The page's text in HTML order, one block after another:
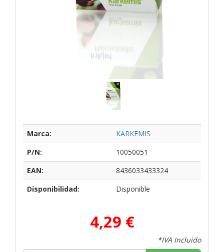
Marca:
KARKEMIS
P/N:
10050051
EAN:
8436033433324
Disponibilidad:
Disponible
4,29 €
*IVA Incluido